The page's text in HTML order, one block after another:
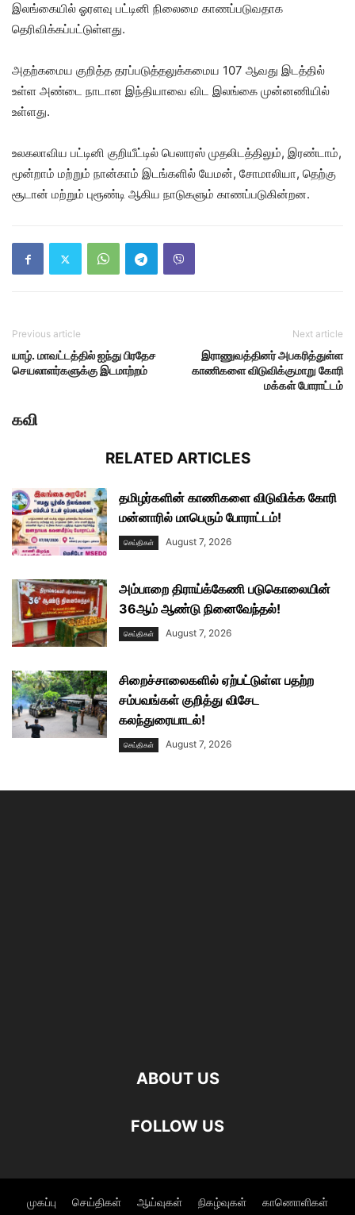
இலங்கையில் ஓரளவு பட்டினி நிலைமை காணப்படுவதாக
தெரிவிக்கப்பட்டுள்ளது.
அதற்கமைய குறித்த தரப்படுத்தலுக்கமைய 107 ஆவது இடத்தில்
உள்ள அண்டை நாடான இந்தியாவை விட இலங்கை முன்னணியில்
உள்ளது.
உலகலாவிய பட்டினி குறியீட்டில் பெலாரஸ் முதலிடத்திலும், இரண்டாம்,
மூன்றாம் மற்றும் நான்காம் இடங்களில் யேமன், சோமாலியா, தெற்கு
சூடான் மற்றும் புரூண்டி ஆகிய நாடுகளும் காணப்படுகின்றன.
Previous article
யாழ். மாவட்டத்தில் ஐந்து பிரதேச
செயலாளர்களுக்கு இடமாற்றம்
Next article
இராணுவத்தினர் அபகரித்துள்ள
காணிகளை விடுவிக்குமாறு கோரி
மக்கள் போராட்டம்
கவி
RELATED ARTICLES
தமிழர்களின் காணிகளை விடுவிக்க கோரி
மன்னாரில் மாபெரும் போராட்டம்!
செய்திகள் August 7, 2026
அம்பாறை திராய்க்கேணி படுகொலையின்
36ஆம் ஆண்டு நினைவேந்தல்!
செய்திகள் August 7, 2026
சிறைச்சாலைகளில் ஏற்பட்டுள்ள பதற்ற
சம்பவங்கள் குறித்து விசேட
கலந்துரையாடல்!
செய்திகள் August 7, 2026
ABOUT US
FOLLOW US
முகப்பு செய்திகள் ஆய்வுகள் நிகழ்வுகள் காணொளிகள்